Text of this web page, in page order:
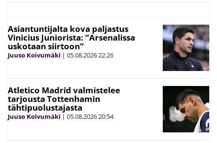
Asiantuntijalta kova paljastus
Vinicius Juniorista: ”Arsenalissa
uskotaan siirtoon”
Juuso Koivumäki | 05.08.202622:26
Atletico Madrid valmistelee
tarjousta Tottenhamin
tähtipuolustajasta
Juuso Koivumäki | 05.08.202620:54